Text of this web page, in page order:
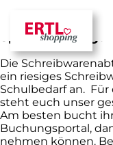
Die
Die
ein riesiges
Schulbedarf an.
steht euch unser
Am besten bucht
Buchungsportal,
nehmen können.